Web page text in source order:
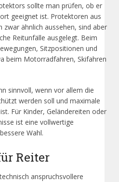
sollte man prüfen, ob er
geeignet ist. Protektoren aus
ähnlich aussehen, sind aber
Reitunfälle ausgelegt. Beim
Sitzpositionen und
beim Motorradfahren, Skifahren
sinnvoll, wenn vor allem die
werden soll und maximale
Für Kinder, Geländereiten oder
ist eine vollwertige
Wahl.
Reiter
anspruchsvollere